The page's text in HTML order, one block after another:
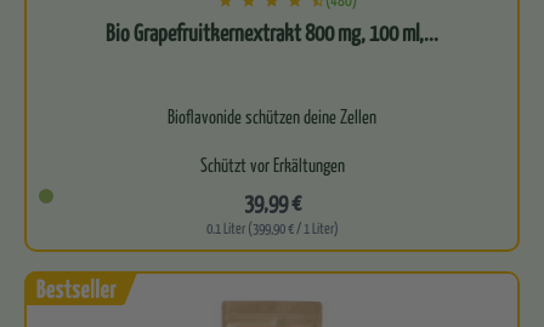
Bio Grapefruitkernextrakt 800 mg, 100 ml,...
Bioflavonide schützen deine Zellen
Schützt vor Erkältungen
Sehr gut für deine Darmflora
39,99 €
0.1 Liter (399,90 € / 1 Liter)